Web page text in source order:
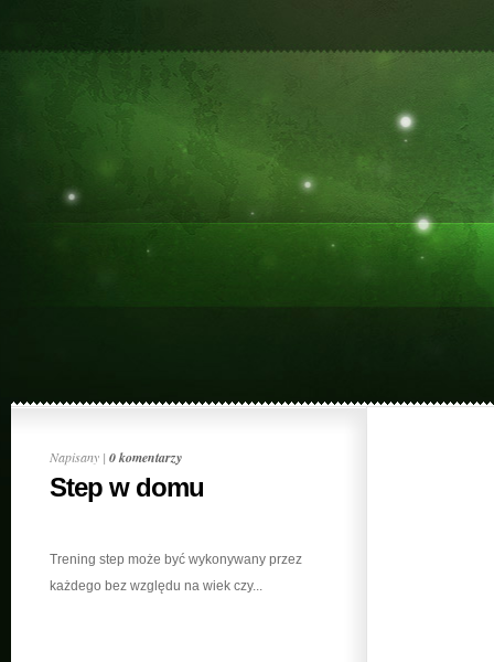
Napisany | 0 komentarzy
Step w domu
Trening step może być wykonywany przez
każdego bez względu na wiek czy...